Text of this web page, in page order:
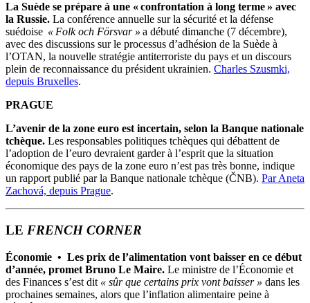
La Suède se prépare à une « confrontation à long terme » avec
la Russie. La conférence annuelle sur la sécurité et la défense
suédoise « Folk och Försvar» a débuté dimanche (7 décembre),
avec des discussions sur le processus d’adhésion de la Suède à
l’OTAN, la nouvelle stratégie antiterroriste du pays et un discours
plein de reconnaissance du président ukrainien. Charles Szusmki,
depuis Bruxelles.
PRAGUE
L’avenir de la zone euro est incertain, selon la Banque nationale
tchèque. Les responsables politiques tchèques qui débattent de
l’adoption de l’euro devraient garder à l’esprit que la situation
économique des pays de la zone euro n’est pas très bonne, indique
un rapport publié par la Banque nationale tchèque (ČNB). Par Aneta
Zachová, depuis Prague.
LE FRENCH CORNER
Économie • Les prix de l’alimentation vont baisser en ce début
d’année, promet Bruno Le Maire. Le ministre de l’Économie et
des Finances s’est dit « sûr que certains prix vont baisser » dans les
prochaines semaines, alors que l’inflation alimentaire peine à